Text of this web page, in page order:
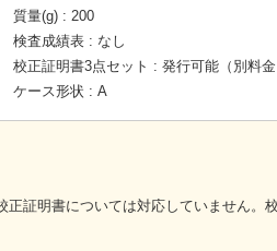
質量(g)
200
検査成績表
なし
校正証明書3点セット
発行可能（別料金
ケース形状 A
証明書については対応していません。